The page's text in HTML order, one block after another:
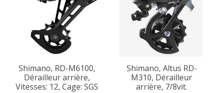
Shimano, RD-M6100,
Dérailleur arrière,
Vitesses: 12, Cage: SGS
Shimano, Altus RD-
M310, Dérailleur
arrière, 7/8vit.